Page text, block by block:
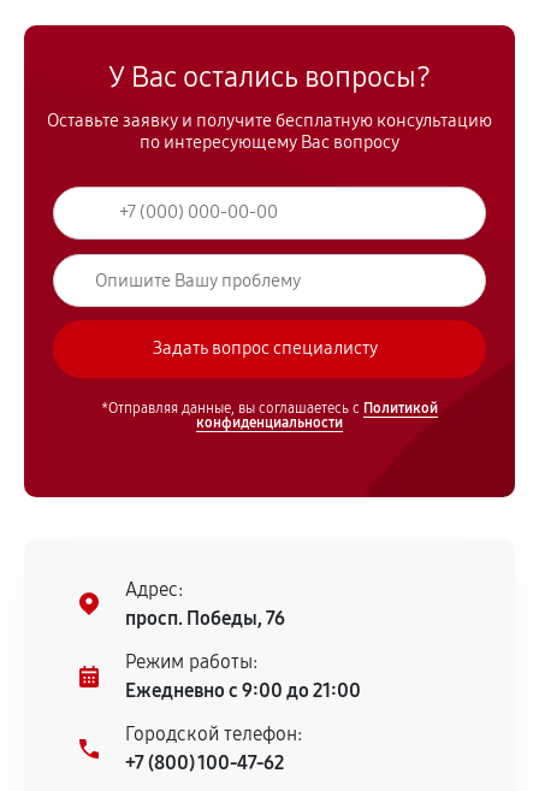
У Вас остались вопросы?
Оставьте заявку и получите бесплатную консультацию
по интересующему Вас вопросу
*Отправляя данные, вы соглашаетесь с Политикой
конфиденциальности
Адрес:
просп. Победы, 76
Режим работы:
Ежедневно с 9:00 до 21:00
Городской телефон:
+7 (800) 100-47-62